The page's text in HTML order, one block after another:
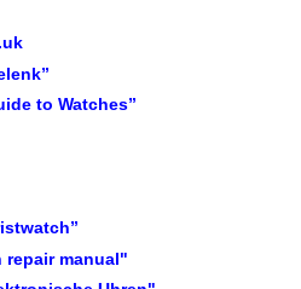
to Watches”
repair manual"